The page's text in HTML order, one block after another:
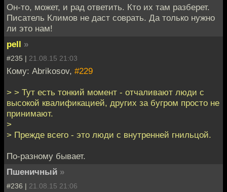
Он-то, может, и рад ответить. Кто их там разберет.
Писатель Климов не даст соврать. Да только нужно
ли это нам!
pell »
#235 | 21.08.15 21:03
Кому: Abrikosov, #229
> > Тут есть тонкий момент - отчаливают люди с
высокой квалификацией, других за бугром просто не
принимают.
>
> Прежде всего - это люди с внутренней гнильцой.
По-разному бывает.
Пшеничный »
#236 | 21.08.15 21:06